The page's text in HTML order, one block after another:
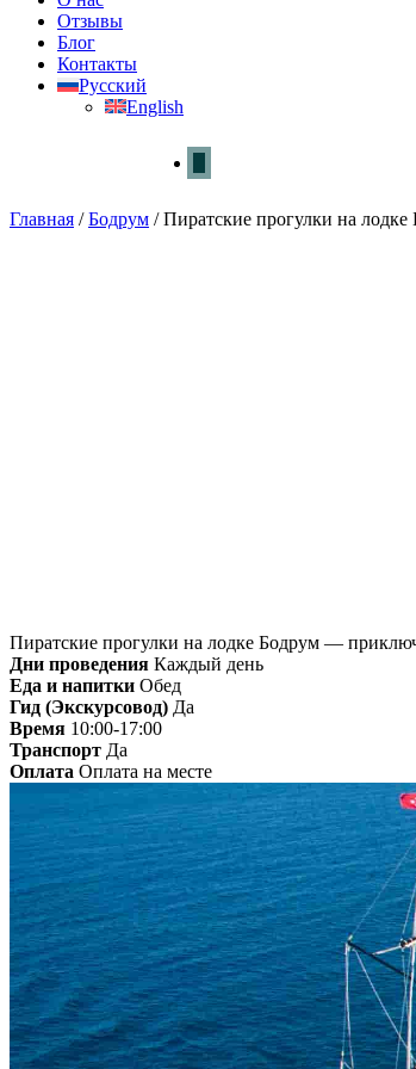
Отзывы
Блог
Контакты
Русский
English
Главная /Бодрум /Пиратские прогулки на
Пиратские прогулки на лодке Бодрум —
Дни проведения Каждый день
Еда и напитки Обед
Гид (Экскурсовод) Да
Время 10:00-17:00
Транспорт Да
Оплата Оплата на месте